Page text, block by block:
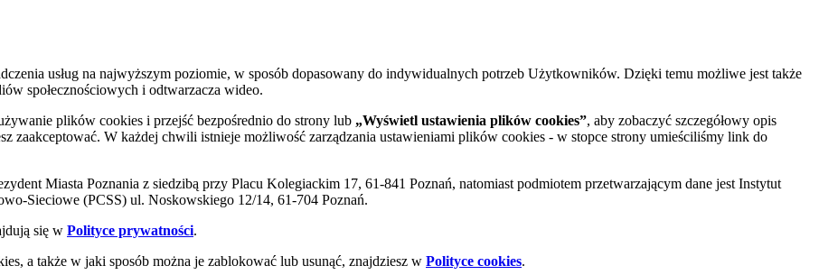
usług na najwyższym poziomie, w sposób dopasowany do indywidualnych potrzeb Użytkowników. Dzięki temu możliwe jest także
społecznościowych i odtwarzacza wideo.
plików cookies i przejść bezpośrednio do strony lub „Wyświetl ustawienia plików cookies”, aby zobaczyć szczegółowy opis
zaakceptować. W każdej chwili istnieje możliwość zarządzania ustawieniami plików cookies - w stopce strony umieściliśmy link do
Miasta Poznania z siedzibą przy Placu Kolegiackim 17, 61-841 Poznań, natomiast podmiotem przetwarzającym dane jest Instytut
Sieciowe (PCSS) ul. Noskowskiego 12/14, 61-704 Poznań.
się w Polityce prywatności.
a także w jaki sposób można je zablokować lub usunąć, znajdziesz w Polityce cookies.